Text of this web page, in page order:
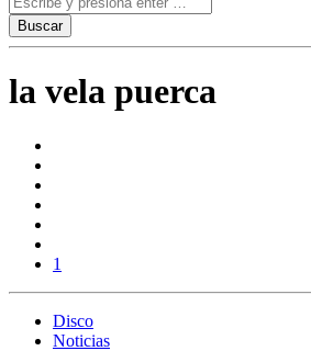
la vela puerca
1
Disco
Noticias